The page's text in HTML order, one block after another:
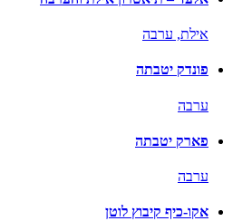
אילת, ערבה
פונדק יטבתה
ערבה
פארק יטבתה
ערבה
אקו-כיף קיבוץ לוטן